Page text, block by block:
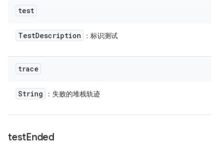
test
TestDescription ：标识测试
trace
String ：失败的堆栈轨迹
testEnded